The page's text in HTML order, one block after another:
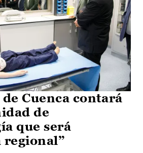
Cuenca contará
de
que será
regional”